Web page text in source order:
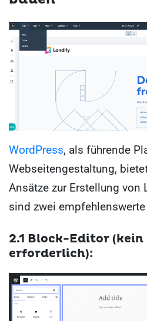
WordPress, als führende
Webseitengestaltung,
Ansätze zur Erstellung von
sind zwei empfehlenswerte
2.1 Block-Editor
erforderlich):